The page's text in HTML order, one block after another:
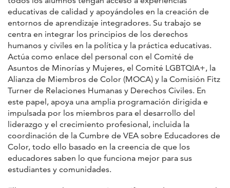
educativas de calidad y apoyándoles en la creación de
entornos de aprendizaje integradores. Su trabajo se
centra en integrar los principios de los derechos
humanos y civiles en la política y la práctica educativas.
Actúa como enlace del personal con el Comité de
Asuntos de Minorías y Mujeres, el Comité LGBTQIA+, la
Alianza de Miembros de Color (MOCA) y la Comisión Fitz
Turner de Relaciones Humanas y Derechos Civiles. En
este papel, apoya una amplia programación dirigida e
impulsada por los miembros para el desarrollo del
liderazgo y el crecimiento profesional, incluida la
coordinación de la Cumbre de VEA sobre Educadores de
Color, todo ello basado en la creencia de que los
educadores saben lo que funciona mejor para sus
estudiantes y comunidades.